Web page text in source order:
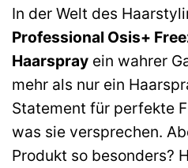
In der Welt des
Professional Osis+
Haarspray ein wahrer
mehr als nur ein
Statement für perfekte
was sie versprechen.
Produkt so besonders?